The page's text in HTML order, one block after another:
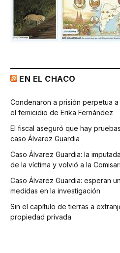
EN EL CHACO
Condenaron a prisión perpetua
el femicidio de Erika Fernández
El fiscal aseguró que hay
caso Álvarez Guardia
Caso Álvarez Guardia: la
de la víctima y volvió a la
Caso Álvarez Guardia: esperan
medidas en la investigación
Sin el capítulo de tierras a
propiedad privada